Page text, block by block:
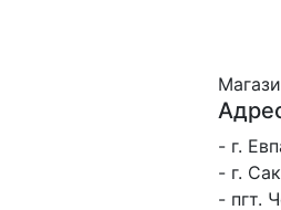
- г.
- г.
- пгт.